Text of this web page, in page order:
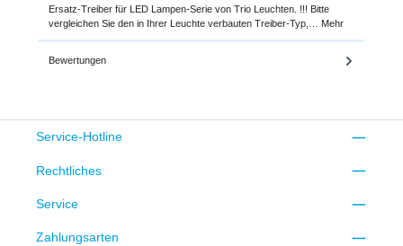
Ersatz-Treiber für LED Lampen-Serie von Trio Leuchten. !!! Bitte
vergleichen Sie den in Ihrer Leuchte verbauten Treiber-Typ,… Mehr
Bewertungen
Service-Hotline
Rechtliches
Service
Zahlungsarten